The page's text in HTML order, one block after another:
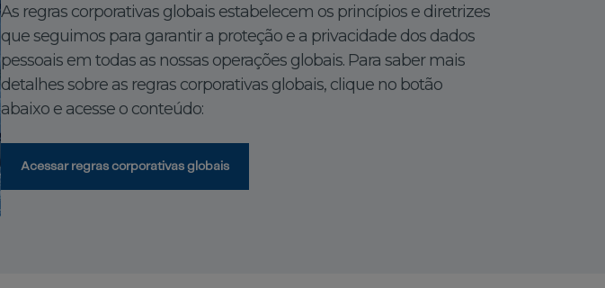
As regras corporativas globais estabelecem os princípios e diretrizes
que seguimos para garantir a proteção e a privacidade dos dados
pessoais em todas as nossas operações globais. Para saber mais
detalhes sobre as regras corporativas globais, clique no botão
abaixo e acesse o conteúdo:
Acessar regras corporativas globais